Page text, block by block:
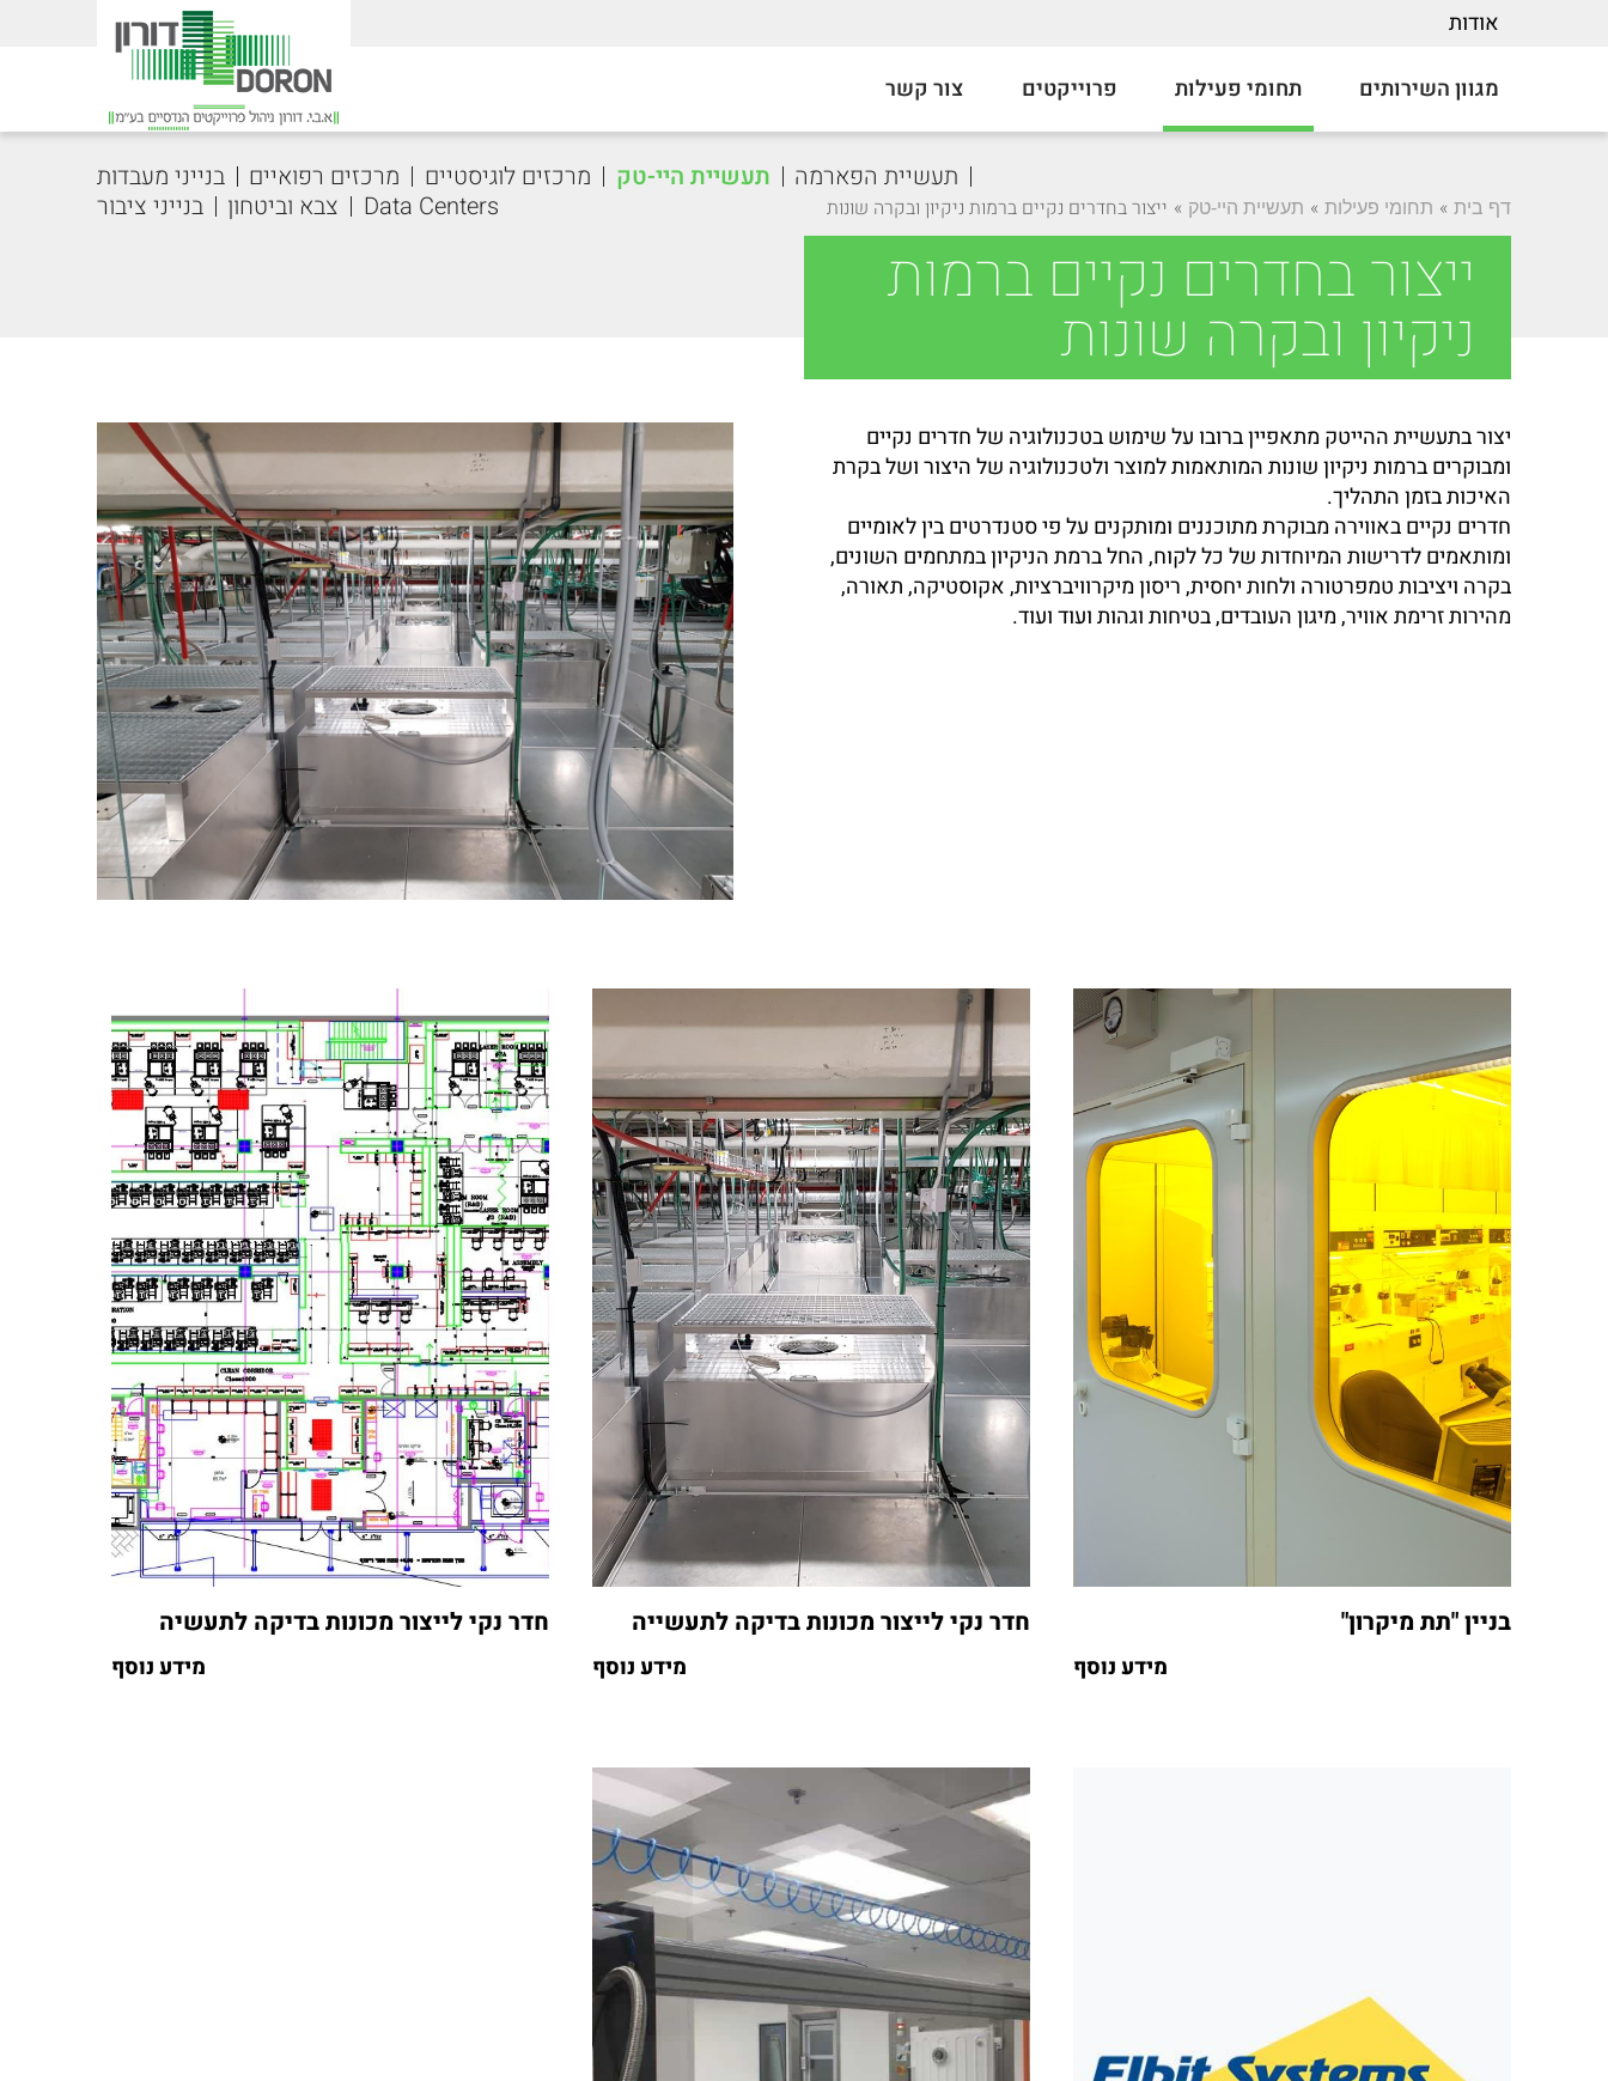
אודות
מגוון השירותים תחומי פעילות פרוייקטים צור קשר
דף בית » תחומי פעילות » תעשיית היי-טק » ייצור בחדרים נקיים ברמות ניקיון ובקרה שונות
ייצור בחדרים נקיים ברמות
ניקיון ובקרה שונות
בנייני מעבדות מרכזים רפואיים מרכזים לוגיסטיים תעשיית היי-טק
תעשיית הפארמה
בנייני ציבור
צבא וביטחון Data Centers
יצור בתעשיית ההייטק מתאפיין ברובו על שימוש בטכנולוגיה של חדרים נקיים
ומבוקרים ברמות ניקיון שונות המותאמות למוצר ולטכנולוגיה של היצור ושל בקרת
האיכות בזמן התהליך.
חדרים נקיים באווירה מבוקרת מתוכננים ומותקנים על פי סטנדרטים בין לאומיים
ומותאמים לדרישות המיוחדות של כל לקוח, החל ברמת הניקיון במתחמים השונים,
בקרה ויציבות טמפרטורה ולחות יחסית, ריסון מיקרוויברציות, אקוסטיקה, תאורה,
מהירות זרימת אוויר, מיגון העובדים, בטיחות וגהות ועוד ועוד.
בניין "תת מיקרון"
מידע נוסף
חדר נקי לייצור מכונות בדיקה לתעשייה
מידע נוסף
חדר נקי לייצור מכונות בדיקה לתעשיה
מידע נוסף